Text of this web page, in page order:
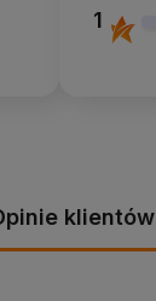
1
klientów